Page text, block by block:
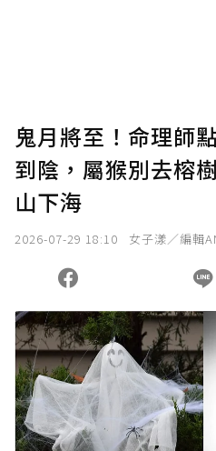
鬼月將至！命理師
到陰，屬猴別去榕
山下海
2026-07-29 18:10 女子漾／編輯